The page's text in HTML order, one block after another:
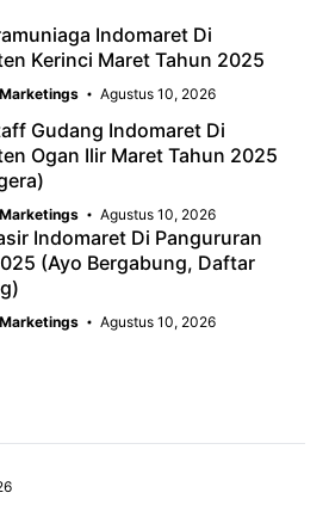
Indomaret Di
Kerinci Maret Tahun 2025
Agustus 10, 2026
Gudang Indomaret Di
Ogan Ilir Maret Tahun 2025
Agustus 10, 2026
Indomaret Di Pangururan
(Ayo Bergabung, Daftar
Agustus 10, 2026